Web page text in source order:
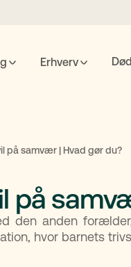
Erhverv
på samvær | Hvad gør du?
på
den anden
hvor barnets
Testamente
søg